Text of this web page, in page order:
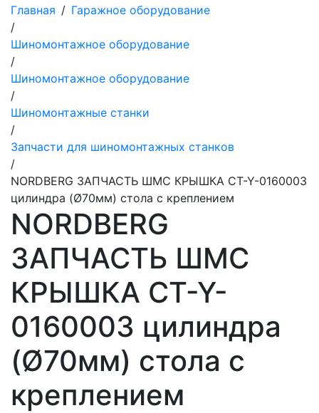
Главная / Гаражное оборудование
/
Шиномонтажное оборудование
/
Шиномонтажное оборудование
/
Шиномонтажные станки
/
Запчасти для шиномонтажных станков
/
NORDBERG ЗАПЧАСТЬ ШМС КРЫШКА CT-Y-0160003
цилиндра (Ø70мм) стола с креплением
NORDBERG
ЗАПЧАСТЬ ШМС
КРЫШКА CT-Y-
0160003 цилиндра
(Ø70мм) стола с
креплением